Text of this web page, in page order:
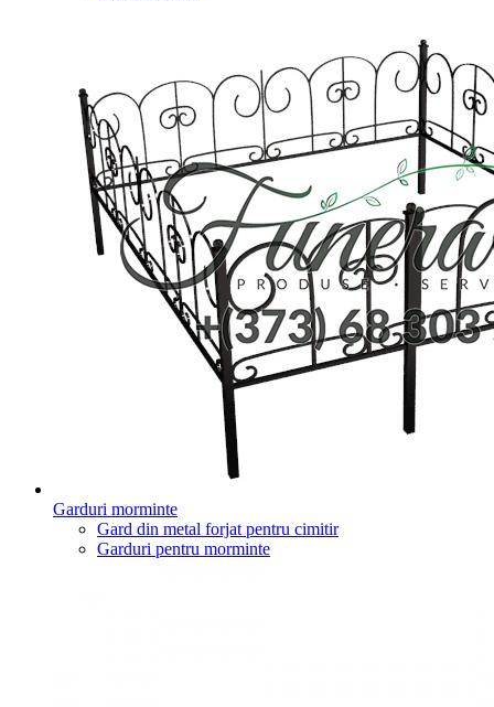
Garduri morminte
Gard din metal forjat pentru cimitir
Garduri pentru morminte